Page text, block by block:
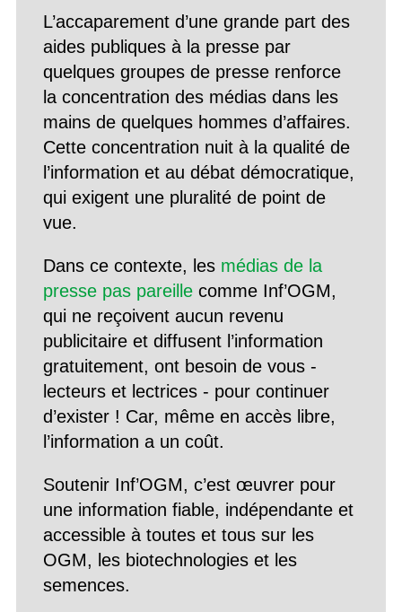
L’accaparement d’une grande part des
aides publiques à la presse par
quelques groupes de presse renforce
la concentration des médias dans les
mains de quelques hommes d’affaires.
Cette concentration nuit à la qualité de
l’information et au débat démocratique,
qui exigent une pluralité de point de
vue.
Dans ce contexte, les médias de la
presse pas pareillecomme Inf’OGM,
qui ne reçoivent aucun revenu
publicitaire et diffusent l’information
gratuitement, ont besoin de vous -
lecteurs et lectrices - pour continuer
d’exister ! Car, même en accès libre,
l’information a un coût.
Soutenir Inf’OGM, c’est œuvrer pour
une information fiable, indépendante et
accessible à toutes et tous sur les
OGM, les biotechnologies et les
semences.